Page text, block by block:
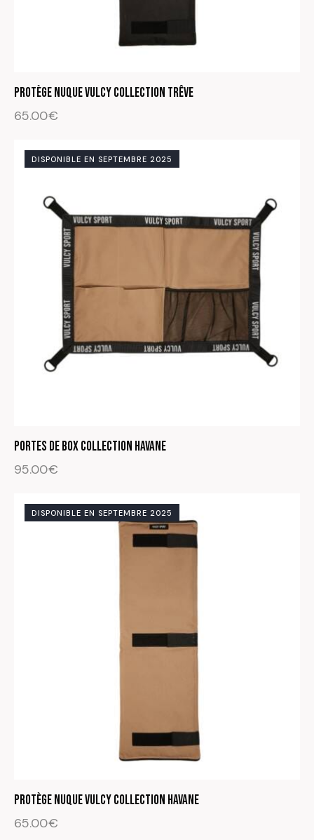
Protège nuque Vulcy Collection Trêve
65.00€
DISPONIBLE EN SEPTEMBRE 2025
PORTES DE BOX Collection Havane
95.00€
DISPONIBLE EN SEPTEMBRE 2025
Protège nuque Vulcy Collection Havane
65.00€